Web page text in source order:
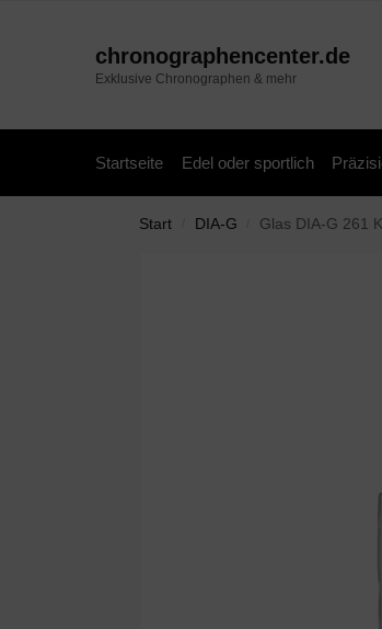
chronographencenter.de
Exklusive Chronographen & mehr
Startseite Edel oder sportlich
Start DIA-G Glas DIA-G 261